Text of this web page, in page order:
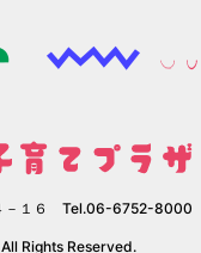
－１６ Tel.06-6752-8000
Rights Reserved.